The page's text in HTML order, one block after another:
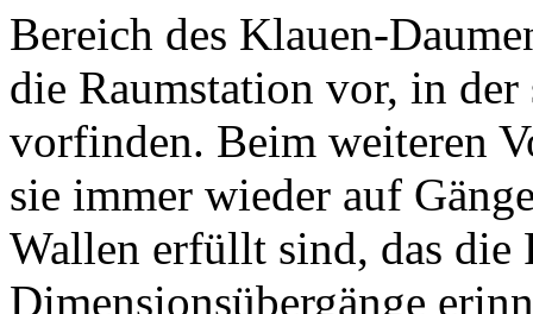
Bereich des Klauen-
die Raumstation vor, in
vorfinden. Beim weiteren
sie immer wieder auf
Wallen erfüllt sind, das die
Dimensionsübergänge